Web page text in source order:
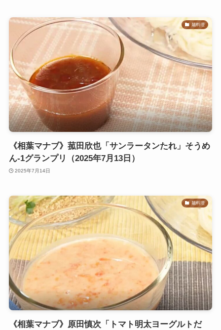
麺料理
《相葉マナブ》菰田欣也「サンラータンたれ」そうめ
ん-1グランプリ（2025年7月13日）
2025年7月14日
麺料理
《相葉マナブ》原田慎次「トマト明太ヨーグルトだ